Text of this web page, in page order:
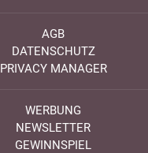
AGB
DATENSCHUTZ
PRIVACY MANAGER
WERBUNG
NEWSLETTER
GEWINNSPIEL